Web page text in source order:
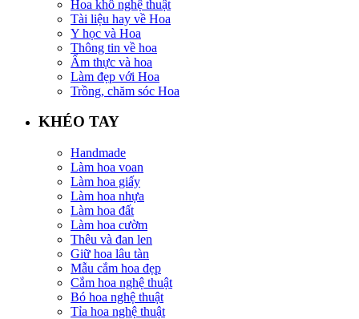
Hoa khô nghệ thuật
Tài liệu hay về Hoa
Y học và Hoa
Thông tin về hoa
Ẩm thực và hoa
Làm đẹp với Hoa
Trồng, chăm sóc Hoa
KHÉO TAY
Handmade
Làm hoa voan
Làm hoa giấy
Làm hoa nhựa
Làm hoa đất
Làm hoa cườm
Thêu và đan len
Giữ hoa lâu tàn
Mẫu cắm hoa đẹp
Cắm hoa nghệ thuật
Bó hoa nghệ thuật
Tỉa hoa nghệ thuật